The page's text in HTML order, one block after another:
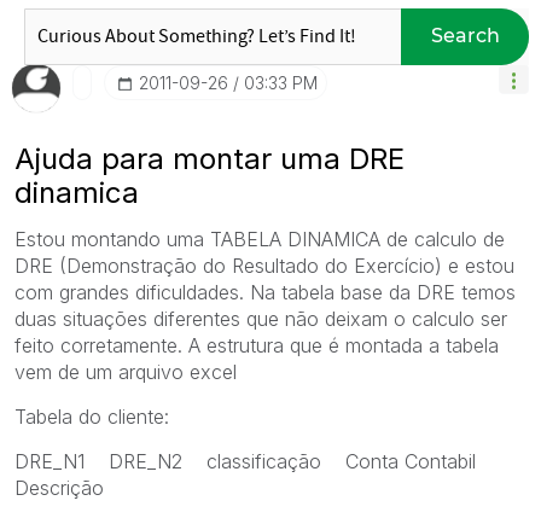
Search
‎2011-09-26 03:33 PM
Ajuda para montar uma DRE
dinamica
Estou montando uma TABELA DINAMICA de calculo de
DRE (Demonstração do Resultado do Exercício) e estou
com grandes dificuldades. Na tabela base da DRE temos
duas situações diferentes que não deixam o calculo ser
feito corretamente. A estrutura que é montada a tabela
vem de um arquivo excel
Tabela do cliente:
DRE_N1 DRE_N2 classificação Conta Contabil
Descrição